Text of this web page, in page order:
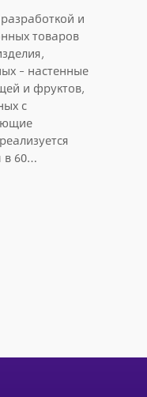
и
товаров
– настенные
и фруктов,
с
в 60…